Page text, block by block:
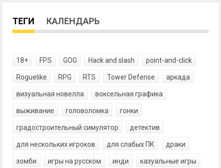
ТЕГИ КАЛЕНДАРЬ
18+ FPS GOG Hack and slash point-and-click
Roguelike RPG RTS Tower Defense аркада
визуальная новелла воксельная графика
выживание головоломка гонки
градостроительный симулятор детектив
для нескольких игроков для слабых ПК драки
зомби игры на русском инди казуальные игры